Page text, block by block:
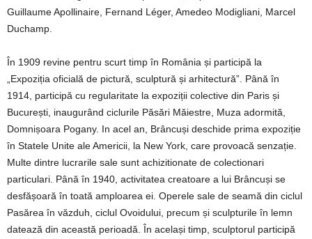
Guillaume Apollinaire, Fernand Léger, Amedeo Modigliani, Marcel
Duchamp.
În 1909 revine pentru scurt timp în România și participă la
„Expoziția oficială de pictură, sculptură și arhitectură”. Până în
1914, participă cu regularitate la expoziții colective din Paris și
București, inaugurând ciclurile Păsări Măiestre, Muza adormită,
Domnișoara Pogany. In acel an, Brâncuși deschide prima expoziție
în Statele Unite ale Americii, la New York, care provoacă senzație.
Multe dintre lucrarile sale sunt achizitionate de colectionari
particulari. Până în 1940, activitatea creatoare a lui Brâncuși se
desfășoară în toată amploarea ei. Operele sale de seamă din ciclul
Pasărea în văzduh, ciclul Ovoidului, precum și sculpturile în lemn
datează din această perioadă. În același timp, sculptorul participă